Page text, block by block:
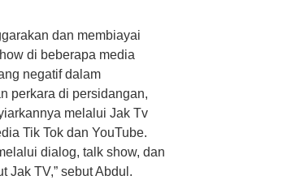
dan membiayai
di beberapa media
negatif dalam
perkara di persidangan,
melalui Jak Tv
Tik Tok dan YouTube.
dialog, talk show, dan
Jak TV,” sebut Abdul.